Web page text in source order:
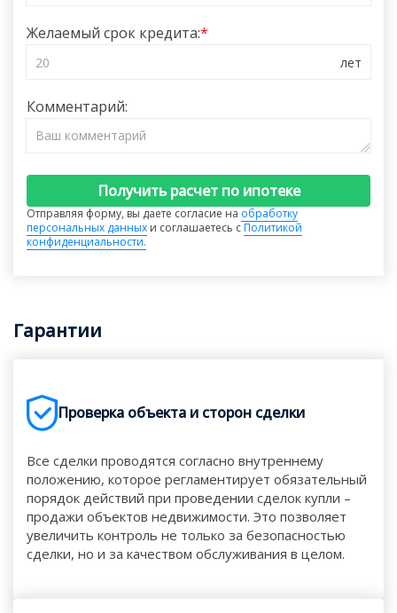
Желаемый срок кредита:
Комментарий:
Получить расчет по ипотеке
Отправляя форму, вы даете согласие на обработку
персональных данных и соглашаетесь сПолитикой
конфиденциальности.
Гарантии
Проверка объекта и сторон сделки
Все сделки проводятся согласно внутреннему
положению, которое регламентирует обязательный
порядок действий при проведении сделок купли –
продажи объектов недвижимости. Это позволяет
увеличить контроль не только за безопасностью
сделки, но и за качеством обслуживания в целом.